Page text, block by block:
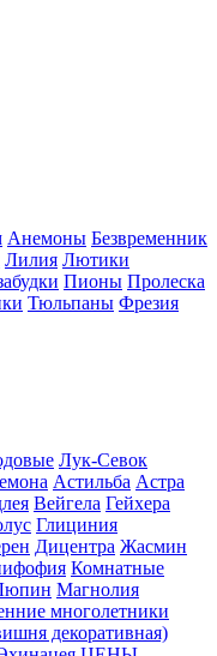
Анемоны Безвременник
Лилия Лютики
Пионы Пролеска
Тюльпаны Фрезия
Лук-Севок
Астильба Астра
Вейгела Гейхера
Глициния
Дицентра Жасмин
Комнатные
Магнолия
многолетники
декоративная)